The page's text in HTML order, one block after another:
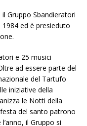
Gruppo Sbandieratori
ed è presieduto
e 25 musici
ad essere parte del
del Tartufo
iniziative della
le Notti della
del santo patrono
il Gruppo si